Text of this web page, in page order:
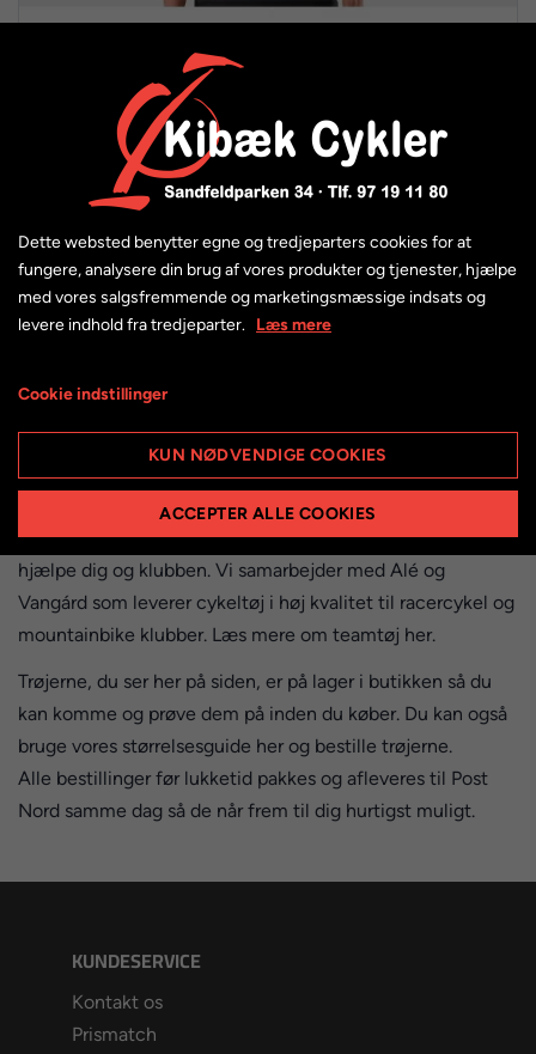
Trek Circuit cykeltrøje - sort
Vejl. pris: 499,00 kr.
499,00 kr.
Har du brug for hjælp fra dine eksperter Thomas og
Søren?
Er du på jagt efter teamtøj til din cykelklub kan vi også
hjælpe dig og klubben. Vi samarbejder med Alé og
Vangárd som leverer cykeltøj i høj kvalitet til racercykel og
mountainbike klubber. Læs mere om teamtøj her.
Trøjerne, du ser her på siden, er på lager i butikken så du
kan komme og prøve dem på inden du køber. Du kan også
bruge vores størrelsesguide her og bestille trøjerne.
Alle bestillinger før lukketid pakkes og afleveres til Post
Nord samme dag så de når frem til dig hurtigst muligt.
KUNDESERVICE
Kontakt os
Prismatch
Dette websted benytter egne og tredjeparters cookies for at
fungere, analysere din brug af vores produkter og tjenester, hjælpe
med vores salgsfremmende og marketingsmæssige indsats og
levere indhold fra tredjeparter. Læs mere
Cookie indstillinger
KUN NØDVENDIGE COOKIES
ACCEPTER ALLE COOKIES